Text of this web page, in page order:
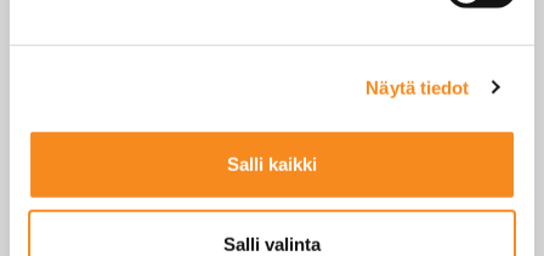
Näytä tiedot
Salli kaikki
Salli valinta
Tarkkuusvaa’at
Tasovaaka / Marjavaaka
Vaakapäätteet / näytöt